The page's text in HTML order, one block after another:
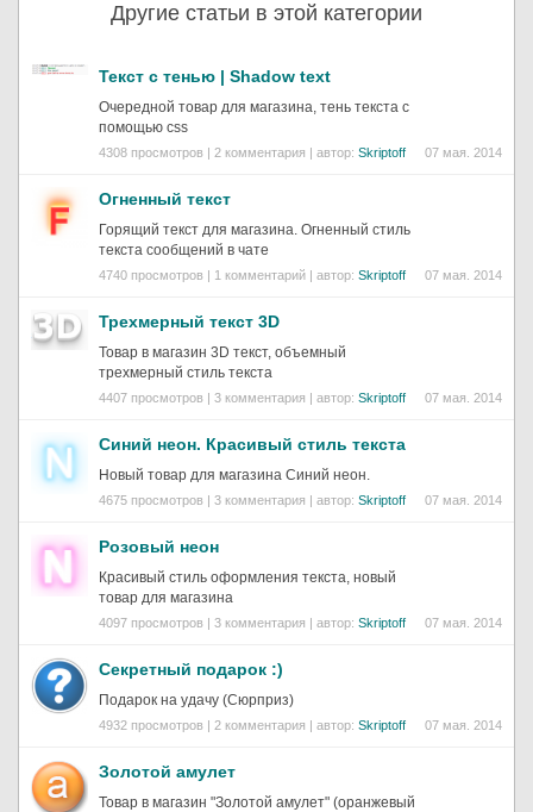
Другие статьи в этой категории
Текст с тенью | Shadow text
Очередной товар для магазина, тень текста с
помощью css
4308 просмотров | 2 комментария | автор: Skriptoff 07 мая. 2014
Огненный текст
Горящий текст для магазина. Огненный стиль
текста сообщений в чате
4740 просмотров | 1 комментарий | автор: Skriptoff 07 мая. 2014
Трехмерный текст 3D
Товар в магазин 3D текст, объемный
трехмерный стиль текста
4407 просмотров | 3 комментария | автор: Skriptoff 07 мая. 2014
Синий неон. Красивый стиль текста
Новый товар для магазина Синий неон.
4675 просмотров | 3 комментария | автор: Skriptoff 07 мая. 2014
Розовый неон
Красивый стиль оформления текста, новый
товар для магазина
4097 просмотров | 3 комментария | автор: Skriptoff 07 мая. 2014
Секретный подарок :)
Подарок на удачу (Сюрприз)
4932 просмотров | 2 комментария | автор: Skriptoff 07 мая. 2014
Золотой амулет
Товар в магазин "Золотой амулет" (оранжевый